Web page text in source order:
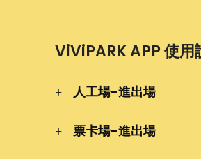
ViViPARK APP 使用
人工場-進出場
票卡場-進出場